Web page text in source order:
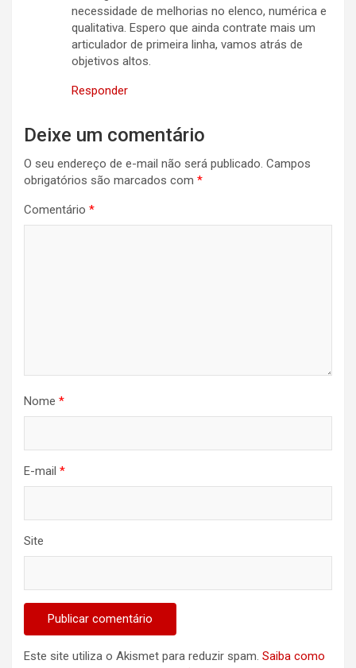
necessidade de melhorias no elenco, numérica e
qualitativa. Espero que ainda contrate mais um
articulador de primeira linha, vamos atrás de
objetivos altos.
Responder
Deixe um comentário
O seu endereço de e-mail não será publicado. Campos
obrigatórios são marcados com *
Comentário *
Nome *
E-mail *
Site
Este site utiliza o Akismet para reduzir spam. Saiba como